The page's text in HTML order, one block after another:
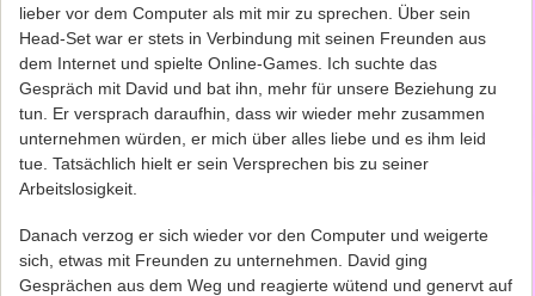
lieber vor dem Computer als mit mir zu sprechen. Über sein
Head-Set war er stets in Verbindung mit seinen Freunden aus
dem Internet und spielte Online-Games. Ich suchte das
Gespräch mit David und bat ihn, mehr für unsere Beziehung zu
tun. Er versprach daraufhin, dass wir wieder mehr zusammen
unternehmen würden, er mich über alles liebe und es ihm leid
tue. Tatsächlich hielt er sein Versprechen bis zu seiner
Arbeitslosigkeit.
Danach verzog er sich wieder vor den Computer und weigerte
sich, etwas mit Freunden zu unternehmen. David ging
Gesprächen aus dem Weg und reagierte wütend und genervt auf